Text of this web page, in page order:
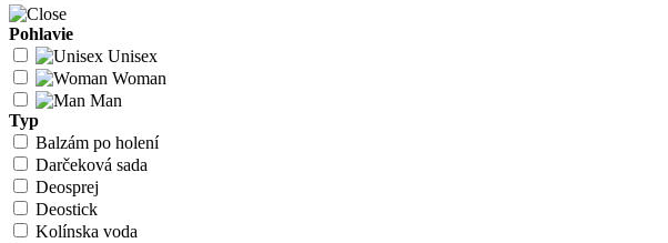
Pohlavie
Unisex
Woman
Man
Typ
Balzám po holení
Darčeková sada
Deosprej
Deostick
Kolínska voda